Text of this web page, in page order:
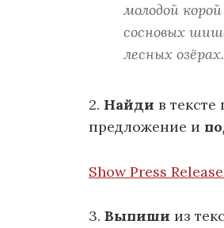
молодой
сосновых
лесных озёрах.
2. Найди в
предложение и
Show Press
3. Выпиши из